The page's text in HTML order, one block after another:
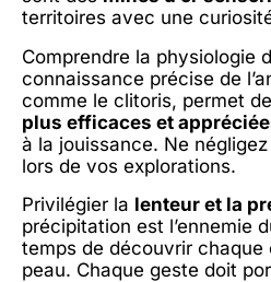
territoires avec une
Comprendre la physiologie
connaissance précise de
comme le clitoris, permet
plus efficaces et
à la jouissance. Ne
lors de vos explorations.
Privilégier la lenteur et la
précipitation est l’ennemie
temps de découvrir chaque
peau. Chaque geste doit